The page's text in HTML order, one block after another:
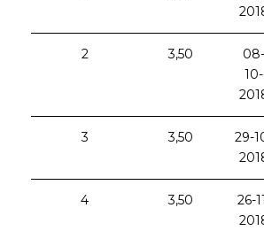
2 3,50
08-
10-
3 3,50
29-
4 3,50
26-